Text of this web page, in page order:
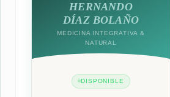
HERNANDO
DÍAZ BOLAÑO
MEDICINA INTEGRATIVA &
NATURAL
DISPONIBLE